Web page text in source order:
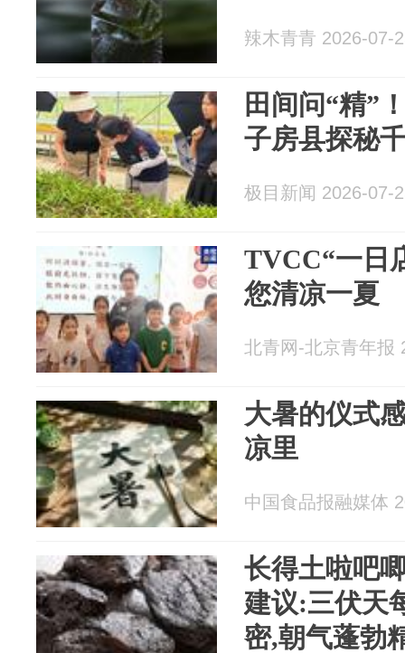
辣木青青 2026-07-
田间问“精”
子房县探秘
极目新闻 2026-07-
TVCC“一日
您清凉一夏
北青网-北京青年报
大暑的仪式
凉里
中国食品报融媒体
长得土啦吧
建议:三伏天
密,朝气蓬勃